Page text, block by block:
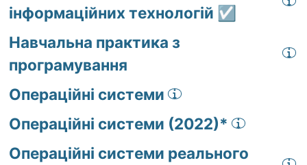
інформаційних технологій ☑️
Навчальна практика з
програмування
Операційні системи
Операційні системи (2022)*
Операційні системи реального